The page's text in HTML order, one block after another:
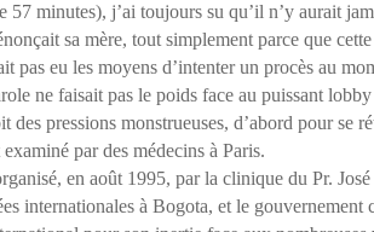
57 minutes), j’ai toujours su qu’il n’y aurait
sa mère, tout simplement parce que
pas eu les moyens d’intenter un procès au
ne faisait pas le poids face au puissant
des pressions monstrueuses, d’abord pour se
par des médecins à Paris.
en août 1995, par la clinique du Pr.
internationales à Bogota, et le gouvernement